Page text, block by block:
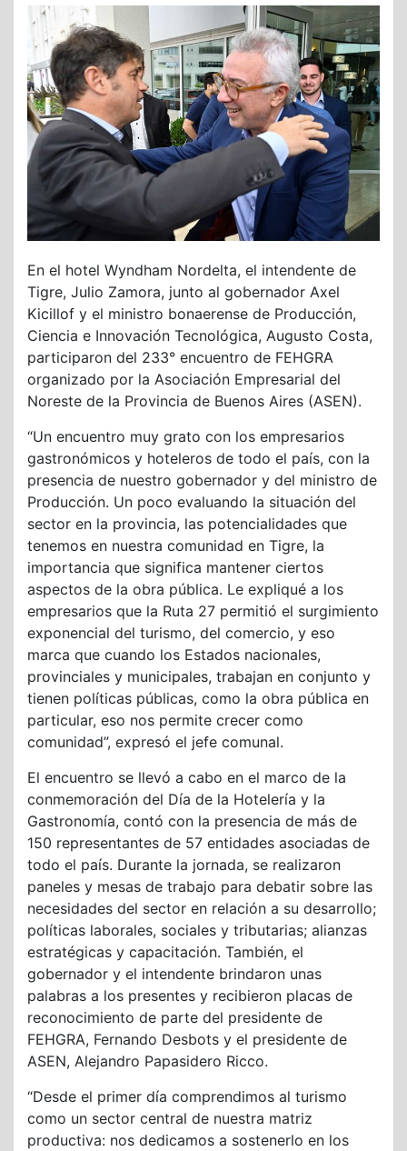
En el hotel Wyndham Nordelta, el intendente de
Tigre, Julio Zamora, junto al gobernador Axel
Kicillof y el ministro bonaerense de Producción,
Ciencia e Innovación Tecnológica, Augusto Costa,
participaron del 233° encuentro de FEHGRA
organizado por la Asociación Empresarial del
Noreste de la Provincia de Buenos Aires (ASEN).
“Un encuentro muy grato con los empresarios
gastronómicos y hoteleros de todo el país, con la
presencia de nuestro gobernador y del ministro de
Producción. Un poco evaluando la situación del
sector en la provincia, las potencialidades que
tenemos en nuestra comunidad en Tigre, la
importancia que significa mantener ciertos
aspectos de la obra pública. Le expliqué a los
empresarios que la Ruta 27 permitió el surgimiento
exponencial del turismo, del comercio, y eso
marca que cuando los Estados nacionales,
provinciales y municipales, trabajan en conjunto y
tienen políticas públicas, como la obra pública en
particular, eso nos permite crecer como
comunidad”, expresó el jefe comunal.
El encuentro se llevó a cabo en el marco de la
conmemoración del Día de la Hotelería y la
Gastronomía, contó con la presencia de más de
150 representantes de 57 entidades asociadas de
todo el país. Durante la jornada, se realizaron
paneles y mesas de trabajo para debatir sobre las
necesidades del sector en relación a su desarrollo;
políticas laborales, sociales y tributarias; alianzas
estratégicas y capacitación. También, el
gobernador y el intendente brindaron unas
palabras a los presentes y recibieron placas de
reconocimiento de parte del presidente de
FEHGRA, Fernando Desbots y el presidente de
ASEN, Alejandro Papasidero Ricco.
“Desde el primer día comprendimos al turismo
como un sector central de nuestra matriz
productiva: nos dedicamos a sostenerlo en los